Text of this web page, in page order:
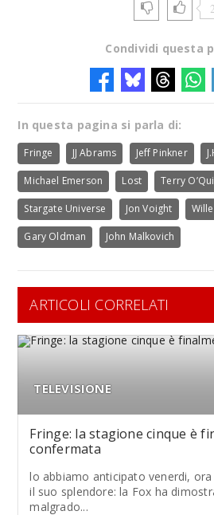
2
Condividi questa
In questa pagina si parla di:
Fringe JJ Abrams Jeff Pinkner
Michael Emerson Lost Terry
Stargate Universe Jon Voight
Gary Oldman John Malkovich
ARTICOLI CORRELATI
TELEVISIONE
Fringe: la stagione cinque è
confermata
lo abbiamo anticipato venerdi,
il suo splendore: la Fox ha
malgrado...